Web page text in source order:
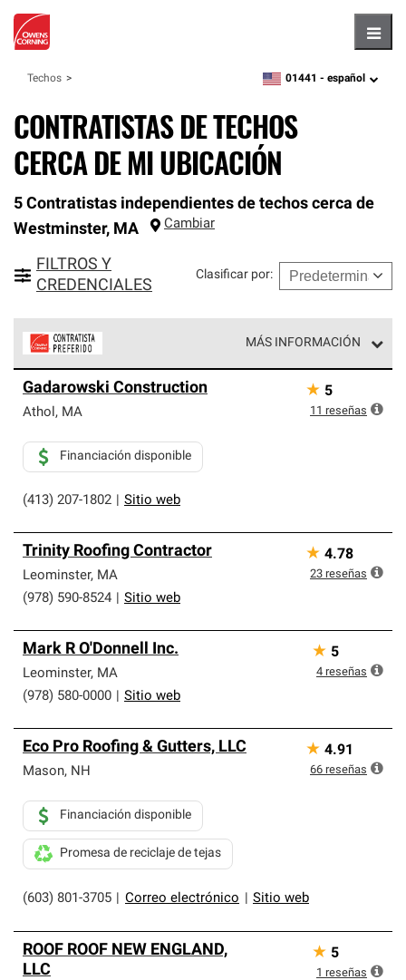
Techos zipcode, language
01441 - español
CONTRATISTAS DE TECHOS
CERCA DE MI UBICACIÓN
5 Contratistas independientes de techos cerca de
Westminster, MA Cambiar
FILTROS Y
CREDENCIALES
Clasificar por:
MÁS INFORMACIÓN
parte de una red exclusiva de profesionales de techos
que cumplen con altos estándares y requisitos estrictos
Gadarowski Construction
Athol, MA
(413) 207-1802 Sitio web
Financiación disponible
★ 5
11 reseñas
Trinity Roofing Contractor
Leominster, MA
(978) 590-8524
Sitio web
★ 4.78
23 reseñas
Mark R O'Donnell Inc.
Leominster, MA
(978) 580-0000
Sitio web
★ 5
4 reseñas
Eco Pro Roofing & Gutters, LLC
Mason, NH
(603) 801-3705 Correo electrónico Sitio web
Financiación disponible
Promesa de reciclaje de tejas
★ 4.91
66 reseñas
ROOF ROOF NEW ENGLAND,
LLC
★ 5
1 reseñas